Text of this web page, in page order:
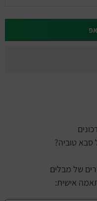
טוביה?
של מבלים
אישית: